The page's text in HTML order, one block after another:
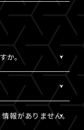
より確認する
ください。
さい。
ドをご利用くだ
らで登録・連携され
パスワードをご入
スワード再設定を行
ルアドレスをご利
か。
ページにログイン
、「マイページ」
。
ケットをご購入さ
パスワードをご入
報がありません。